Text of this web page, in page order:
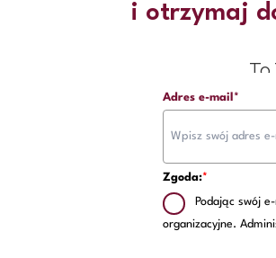
i otrzymaj
To
Adres e-mail*
Zgoda:*
Podając swój
organizacyjne.